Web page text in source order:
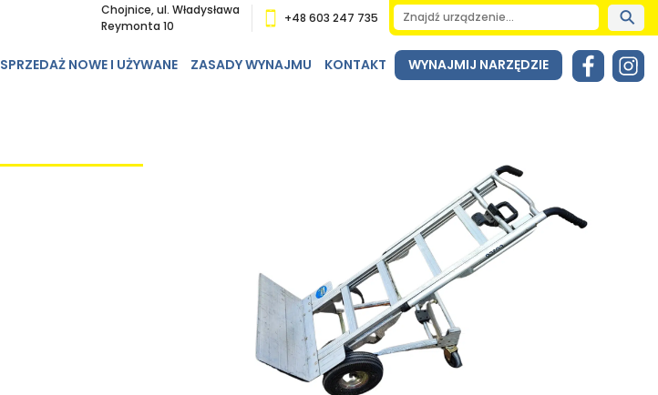
Chojnice, ul. Władysława
Reymonta 10
+48 603 247 735
SPRZEDAŻ NOWE I UŻYWANE ZASADY WYNAJMU KONTAKT WYNAJMIJ NARZĘDZIE